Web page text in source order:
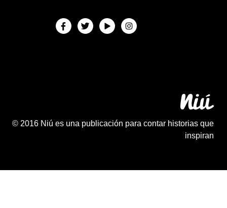
© 2016 Niú es una publicación para contar historias que
inspiran